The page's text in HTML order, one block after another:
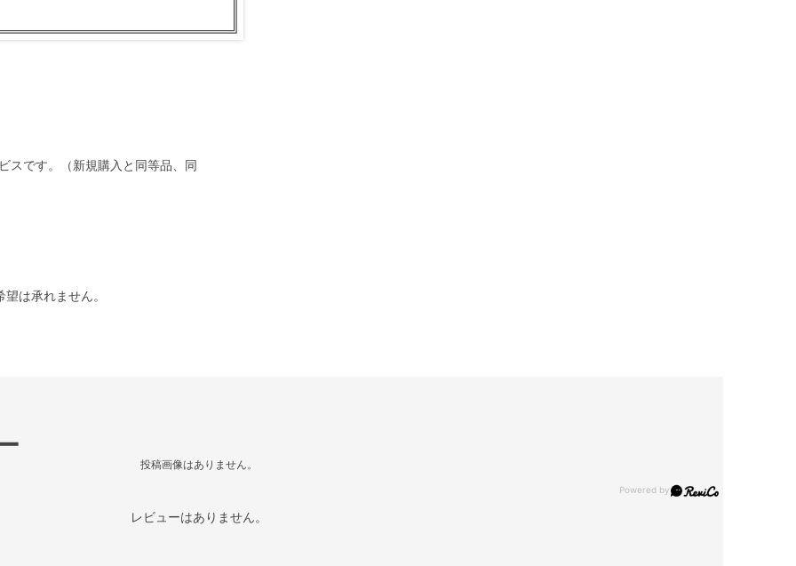
スです。（新規購入と同等品、同
は承れません。
投稿画像はありません。
レビューはありません。